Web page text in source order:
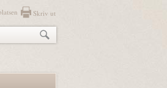
Skriv ut